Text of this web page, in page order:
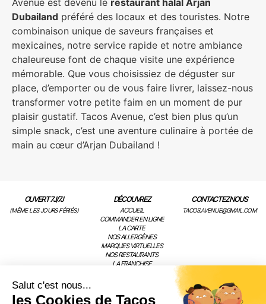
Dubailand préféré des locaux et des touristes. Notre
combinaison unique de saveurs françaises et
mexicaines, notre service rapide et notre ambiance
chaleureuse font de chaque visite une expérience
mémorable. Que vous choisissiez de déguster sur
place, d’emporter ou de vous faire livrer, laissez-nous
transformer votre petite faim en un moment de pur
plaisir gustatif. Tacos Avenue, c’est bien plus qu’un
simple snack, c’est une aventure culinaire à portée de
main au cœur d’Arjan Dubailand !
OUVERT 7J/7J
(MÊME LES JOURS FÉRIÉS)
DÉCOUVREZ
ACCUEIL
COMMANDER EN LIGNE
LA CARTE
NOS ALLERGÈNES
MARQUES VIRTUELLES
NOS RESTAURANTS
LA FRANCHISE
CONTACTEZ NOUS
TACOS.AVENUE@GMAIL.COM
Salut c'est nous...
les Cookies de Tacos